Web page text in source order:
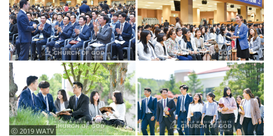
ⓒ 2019 WATV